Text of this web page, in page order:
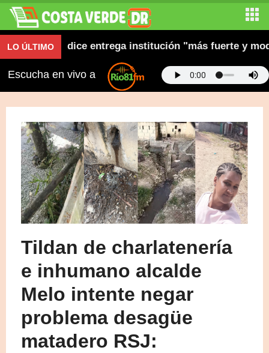
LO ÚLTIMOy dice entrega institución "más fuerte y
Escucha en vivo a
Tildan de charlatenería
e inhumano alcalde
Melo intente negar
problema desagüe
matadero RSJ: